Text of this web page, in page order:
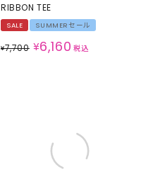
RIBBON TEE
SALE SUMMERセール
¥7,700 ¥6,160 税込